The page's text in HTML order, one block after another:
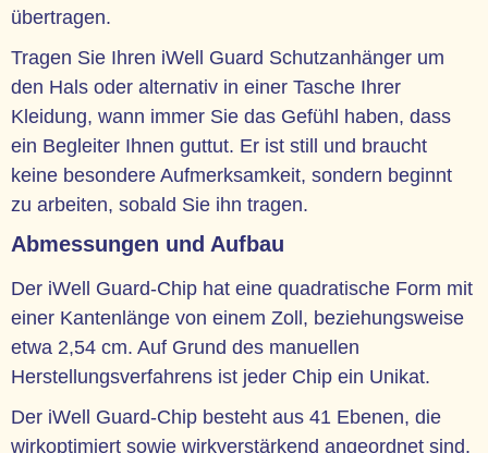
übertragen.
Tragen Sie Ihren iWell Guard Schutzanhänger um
den Hals oder alternativ in einer Tasche Ihrer
Kleidung, wann immer Sie das Gefühl haben, dass
ein Begleiter Ihnen guttut. Er ist still und braucht
keine besondere Aufmerksamkeit, sondern beginnt
zu arbeiten, sobald Sie ihn tragen.
Abmessungen und Aufbau
Der iWell Guard-Chip hat eine quadratische Form mit
einer Kantenlänge von einem Zoll, beziehungsweise
etwa 2,54 cm. Auf Grund des manuellen
Herstellungsverfahrens ist jeder Chip ein Unikat.
Der iWell Guard-Chip besteht aus 41 Ebenen, die
wirkoptimiert sowie wirkverstärkend angeordnet sind.